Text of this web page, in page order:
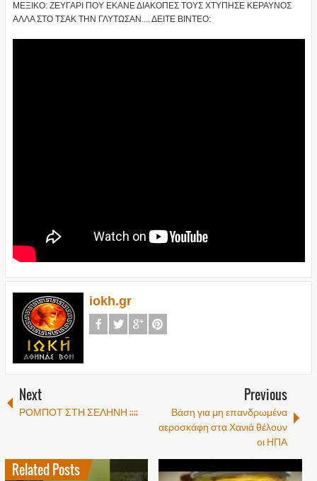
ΜΕΞΙΚΟ: ΖΕΥΓΑΡΙ ΠΟΥ ΕΚΑΝΕ ΔΙΑΚΟΠΕΣ ΤΟΥΣ ΧΤΥΠΗΣΕ ΚΕΡΑΥΝΟΣ
ΑΛΛΑ ΣΤΟ ΤΣΑΚ ΤΗΝ ΓΛΥΤΩΣΑΝ.... ΔΕΙΤΕ ΒΙΝΤΕΟ:
iokh.gr
Next
ΡΟΜΠΟΤ ΣΤΗ ΣΕΛΗΝΗ ;;;;
Previous
Βάση για μη επανδρωμένα
αεροσκάφη στα Χανιά θέλουν
οι ΗΠΑ
Related Posts